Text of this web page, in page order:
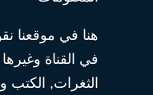
هنا في موقعنا
في القناة
الثغرات, الكتب